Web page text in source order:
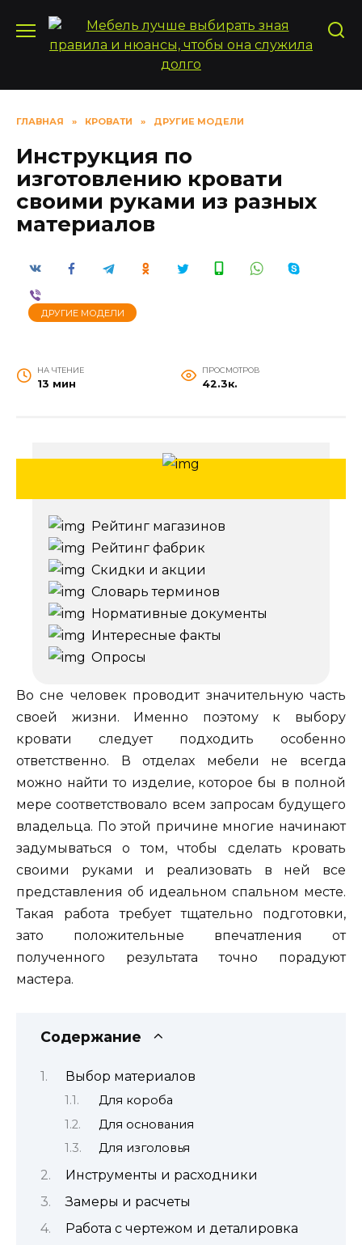
содержанию
ГЛАВНАЯ » КРОВАТИ » ДРУГИЕ МОДЕЛИ
Инструкция по
изготовлению кровати
своими руками из разных
материалов
ДРУГИЕ МОДЕЛИ
НА ЧТЕНИЕ
13 мин
ПРОСМОТРОВ
42.3к.
Рейтинг магазинов
Рейтинг фабрик
Скидки и акции
Словарь терминов
Нормативные документы
Интересные факты
Опросы
Во сне человек проводит значительную часть
своей жизни. Именно поэтому к выбору
кровати следует подходить особенно
ответственно. В отделах мебели не всегда
можно найти то изделие, которое бы в полной
мере соответствовало всем запросам будущего
владельца. По этой причине многие начинают
задумываться о том, чтобы сделать кровать
своими руками и реализовать в ней все
представления об идеальном спальном месте.
Такая работа требует тщательно подготовки,
зато положительные впечатления от
полученного результата точно порадуют
мастера.
Содержание
Выбор материалов
Для короба
Для основания
Для изголовья
Инструменты и расходники
Замеры и расчеты
Работа с чертежом и деталировка